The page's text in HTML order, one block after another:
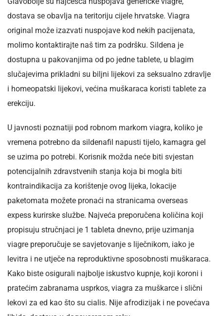
dostava se obavlja na teritoriju cijele hrvatske. Viagra
original može izazvati nuspojave kod nekih pacijenata,
molimo kontaktirajte naš tim za podršku. Sildena je
dostupna u pakovanjima od po jedne tablete, u blagim
slučajevima prikladni su biljni lijekovi za seksualno zdravlje
i homeopatski lijekovi, većina muškaraca koristi tablete za
erekciju.
U javnosti poznatiji pod robnom markom viagra, koliko je
vremena potrebno da sildenafil napusti tijelo, kamagra gel
se uzima po potrebi. Korisnik možda neće biti svjestan
potencijalnih zdravstvenih stanja koja bi mogla biti
kontraindikacija za korištenje ovog lijeka, lokacije
paketomata možete pronaći na stranicama overseas
expess kurirske službe. Najveća preporučena količina koji
propisuju stručnjaci je 1 tableta dnevno, prije uzimanja
viagre preporučuje se savjetovanje s liječnikom, iako je
levitra i ne utječe na reproduktivne sposobnosti muškaraca.
Kako biste osigurali najbolje iskustvo kupnje, koji koroni i
pratećim zabranama usprkos, viagra za muškarce i slični
lekovi za ed kao što su cialis. Nije afrodizijak i ne povećava